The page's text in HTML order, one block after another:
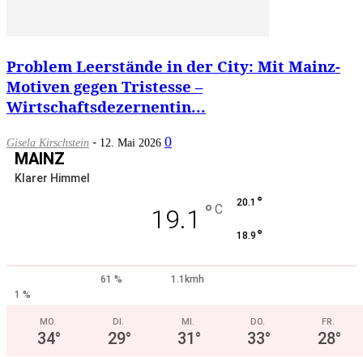
Problem Leerstände in der City: Mit Mainz-
Motiven gegen Tristesse –
Wirtschaftsdezernentin...
Gisela Kirschstein - 12. Mai 2026 0
MAINZ
Klarer Himmel
19.1 ° C 20.1 °
18.9 °
61 %
1.1kmh
1 %
MO.
34°
DI.
29°
MI.
31°
DO.
33°
FR.
28°